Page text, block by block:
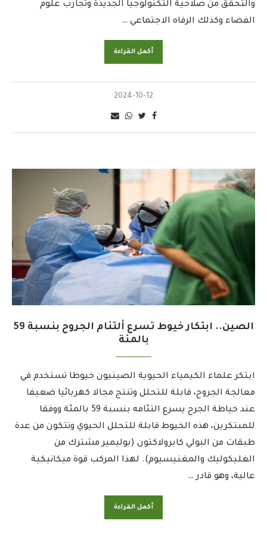
والتحقق من صلاحية التكنولوجيا الجديدة وتجارب علوم
الفضاء وكذلك الرفاه الاجتماعي …
أكمل القراءة
2024-10-12
الصين.. ابتكار خيوط تسرع ألتئام الجروح بنسبة 59
بالمئة
ابتكر علماء الكيمياء الحيوية الصينيون خيوطا تستخدم في
معالجة الجروح، قابلة للتحلل وتنتج مجالا كهربائيا ضعيفا
عند خياطة الجرح يسرع التئامه بنسبة 59 بالمئة ووفقا
للمبتكرين، هذه الخيوط قابلة للتحلل الحيوي وتتكون من عدة
طبقات من البولي كابرولاكتون (بوليمير مشترك من
الغليكوليك والمغنيسيوم). لهذا المركب قوة ميكانيكية
عالية، وهو قادر …
أكمل القراءة